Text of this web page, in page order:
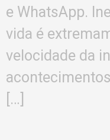
e WhatsApp.
vida é
velocidade da
[…]